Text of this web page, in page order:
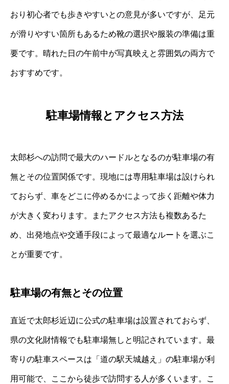
おり初心者でも歩きやすいとの意見が多いですが、足元
が滑りやすい箇所もあるため靴の選択や服装の準備は重
要です。晴れた日の午前中が写真映えと雰囲気の両方で
おすすめです。
駐車場情報とアクセス方法
太郎杉への訪問で最大のハードルとなるのが駐車場の有
無とその位置関係です。現地には専用駐車場は設けられ
ておらず、車をどこに停めるかによって歩く距離や体力
が大きく変わります。またアクセス方法も複数あるた
め、出発地点や交通手段によって最適なルートを選ぶこ
とが重要です。
駐車場の有無とその位置
直近で太郎杉近辺に公式の駐車場は設置されておらず、
県の文化財情報でも駐車場無しと明記されています。最
寄りの駐車スペースは「道の駅天城越え」の駐車場が利
用可能で、ここから徒歩で訪問する人が多くいます。こ